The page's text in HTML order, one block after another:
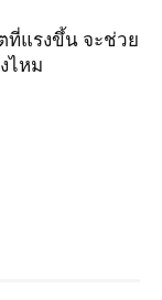
ที่แรงขึ้น จะช่วย
ไหม